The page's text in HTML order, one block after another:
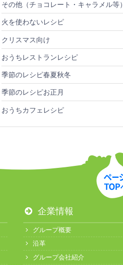
その他（チョコレート・キャラメル等）
火を使わないレシピ
クリスマス向け
おうちレストランレシピ
季節のレシピ春夏秋冬
季節のレシピお正月
おうちカフェレシピ
企業情報
グループ概要
沿革
グループ会社紹介